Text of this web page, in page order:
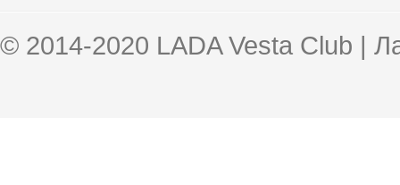
© 2014-2020 LADA Vesta Club |